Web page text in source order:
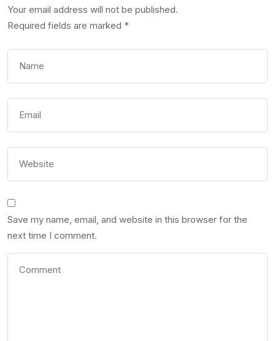
Your email address will not be published.
Required fields are marked *
Save my name, email, and website in this browser for the
next time I comment.